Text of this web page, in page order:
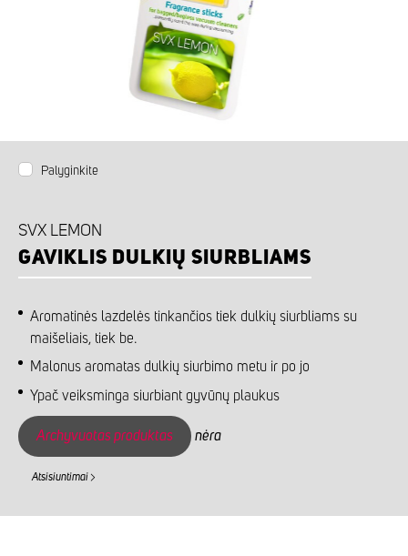
Palyginkite
SVX LEMON
GAVIKLIS DULKIŲ SIURBLIAMS
Aromatinės lazdelės tinkančios tiek dulkių siurbliams su
maišeliais, tiek be.
Malonus aromatas dulkių siurbimo metu ir po jo
Ypač veiksminga siurbiant gyvūnų plaukus
Archyvuotas produktas nėra
Atsisiuntimai